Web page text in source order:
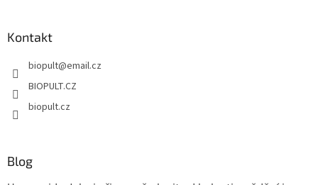
Kontakt
biopult@email.cz
BIOPULT.CZ
biopult.cz
Blog